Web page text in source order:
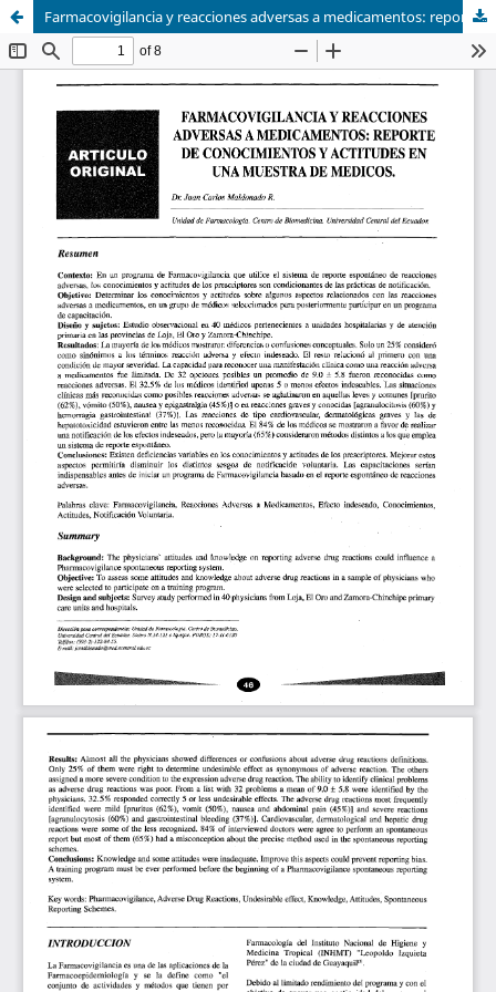
Farmacovigilancia y reacciones adversas a medicamentos: reporte de conocimientos y actitudes en una muestra de médicos.